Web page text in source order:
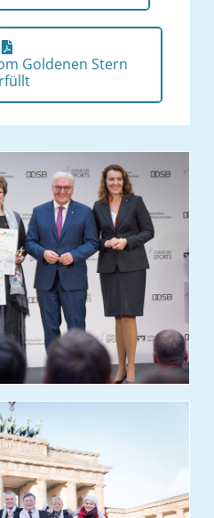
Goldenen Stern